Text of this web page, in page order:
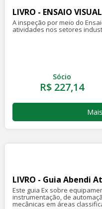
LIVRO - ENSAIO
A inspeção por meio do
atividades nos setores
Sócio
R$ 227,14
LIVRO - Guia Abendi
Este guia Ex sobre
instrumentação, de
mecânicas em áreas